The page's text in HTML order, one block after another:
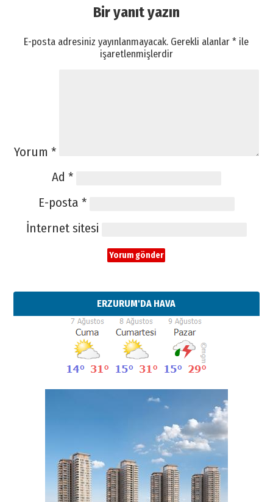
Bir yanıt yazın
E-posta adresiniz yayınlanmayacak. Gerekli alanlar* ile
işaretlenmişlerdir
Yorum *
Ad *
E-posta *
İnternet sitesi
ERZURUM'DA HAVA